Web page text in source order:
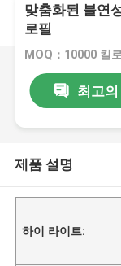
맞춤화된 불연
로필
MOQ：10000 킬
최고의
제품 설명
하이 라이트: